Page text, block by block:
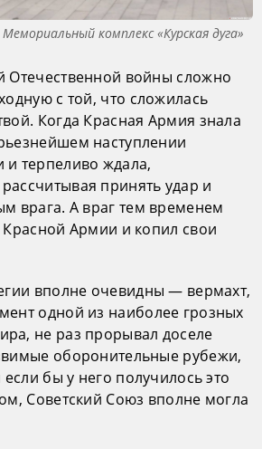
Мемориальный комплекс «Курская дуга»
Отечественной войны сложно
с той, что сложилась
Когда Красная Армия знала
наступлении
терпеливо ждала,
принять удар и
врага. А враг тем временем
Красной Армии и копил свои
вполне очевидны — вермахт,
одной из наиболее грозных
не раз прорывал доселе
оборонительные рубежи,
бы у него получилось это
Советский Союз вполне могла